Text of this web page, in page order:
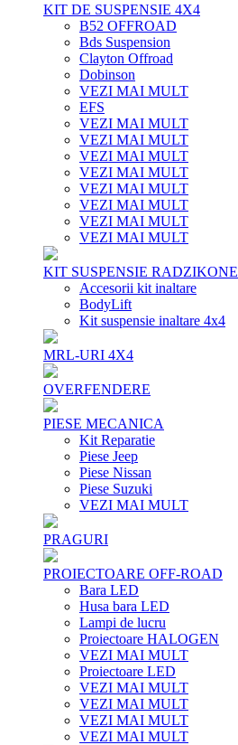
KIT DE SUSPENSIE 4X4
B52 OFFROAD
Bds Suspension
Clayton Offroad
Dobinson
VEZI MAI MULT
EFS
VEZI MAI MULT
VEZI MAI MULT
VEZI MAI MULT
VEZI MAI MULT
VEZI MAI MULT
VEZI MAI MULT
VEZI MAI MULT
VEZI MAI MULT
KIT SUSPENSIE RADZIKONE
Accesorii kit inaltare
BodyLift
Kit suspensie inaltare 4x4
MRL-URI 4X4
OVERFENDERE
PIESE MECANICA
Kit Reparatie
Piese Jeep
Piese Nissan
Piese Suzuki
VEZI MAI MULT
PRAGURI
PROIECTOARE OFF-ROAD
Bara LED
Husa bara LED
Lampi de lucru
Proiectoare HALOGEN
VEZI MAI MULT
Proiectoare LED
VEZI MAI MULT
VEZI MAI MULT
VEZI MAI MULT
VEZI MAI MULT